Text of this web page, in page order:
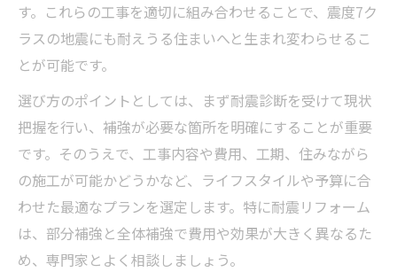
お得にリフォームするための費用比較術
リフォームで地震対策費用を賢く管理する
耐震リフォームの費用対効果を高める方法
耐震診断で見極める改修の必要性
リフォーム前に行う耐震診断の重要ポイン
ト
地震対策に必要なリフォームを診断で判断
耐震診断結果からリフォーム内容を検討す
る
す。これらの工事を適切に組み合わせることで、震度7ク
ラスの地震にも耐えうる住まいへと生まれ変わらせるこ
とが可能です。
選び方のポイントとしては、まず耐震診断を受けて現状
把握を行い、補強が必要な箇所を明確にすることが重要
です。そのうえで、工事内容や費用、工期、住みながら
の施工が可能かどうかなど、ライフスタイルや予算に合
わせた最適なプランを選定します。特に耐震リフォーム
は、部分補強と全体補強で費用や効果が大きく異なるた
め、専門家とよく相談しましょう。